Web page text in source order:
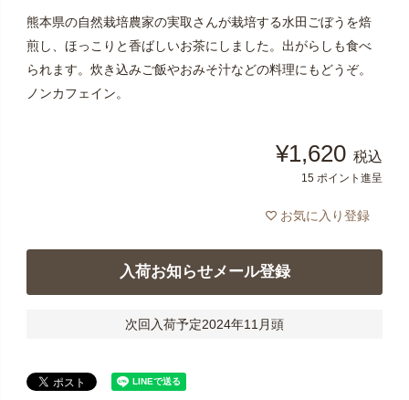
熊本県の自然栽培農家の実取さんが栽培する水田ごぼうを焙
煎し、ほっこりと香ばしいお茶にしました。出がらしも食べ
られます。炊き込みご飯やおみそ汁などの料理にもどうぞ。
ノンカフェイン。
¥1,620 税込
15 ポイント進呈
お気に入り登録
入荷お知らせメール登録
次回入荷予定2024年11月頭